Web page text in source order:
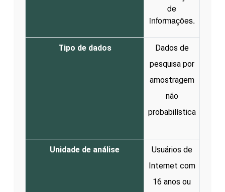
de
informações.
Tipo de dados
Dados de
pesquisa por
amostragem
não
probabilística
Unidade de análise
Usuários de
Internet com
16 anos ou